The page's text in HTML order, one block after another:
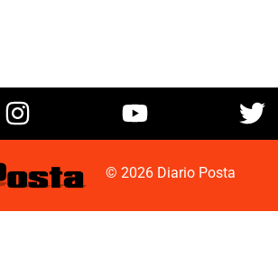
© 2026 Diario Posta